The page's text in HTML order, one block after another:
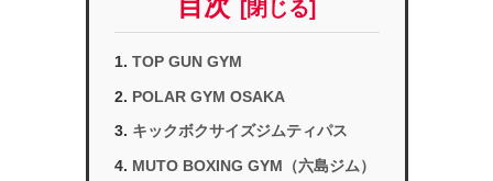
目次
TOP GUN GYM
POLAR GYM OSAKA
キックボクサイズジムティパス
MUTO BOXING GYM（六島ジム）